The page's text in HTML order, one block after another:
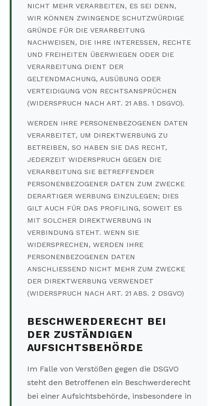
NICHT MEHR VERARBEITEN, ES SEI DENN,
WIR KÖNNEN ZWINGENDE SCHUTZWÜRDIGE
GRÜNDE FÜR DIE VERARBEITUNG
NACHWEISEN, DIE IHRE INTERESSEN, RECHTE
UND FREIHEITEN ÜBERWIEGEN ODER DIE
VERARBEITUNG DIENT DER
GELTENDMACHUNG, AUSÜBUNG ODER
VERTEIDIGUNG VON RECHTSANSPRÜCHEN
(WIDERSPRUCH NACH ART. 21 ABS. 1 DSGVO).
WERDEN IHRE PERSONENBEZOGENEN DATEN
VERARBEITET, UM DIREKTWERBUNG ZU
BETREIBEN, SO HABEN SIE DAS RECHT,
JEDERZEIT WIDERSPRUCH GEGEN DIE
VERARBEITUNG SIE BETREFFENDER
PERSONENBEZOGENER DATEN ZUM ZWECKE
DERARTIGER WERBUNG EINZULEGEN; DIES
GILT AUCH FÜR DAS PROFILING, SOWEIT ES
MIT SOLCHER DIREKTWERBUNG IN
VERBINDUNG STEHT. WENN SIE
WIDERSPRECHEN, WERDEN IHRE
PERSONENBEZOGENEN DATEN
ANSCHLIESSEND NICHT MEHR ZUM ZWECKE
DER DIREKTWERBUNG VERWENDET
(WIDERSPRUCH NACH ART. 21 ABS. 2 DSGVO)
BESCHWERDERECHT BEI
DER ZUSTÄNDIGEN
AUFSICHTSBEHÖRDE
Im Falle von Verstößen gegen die DSGVO
steht den Betroffenen ein Beschwerderecht
bei einer Aufsichtsbehörde, insbesondere in